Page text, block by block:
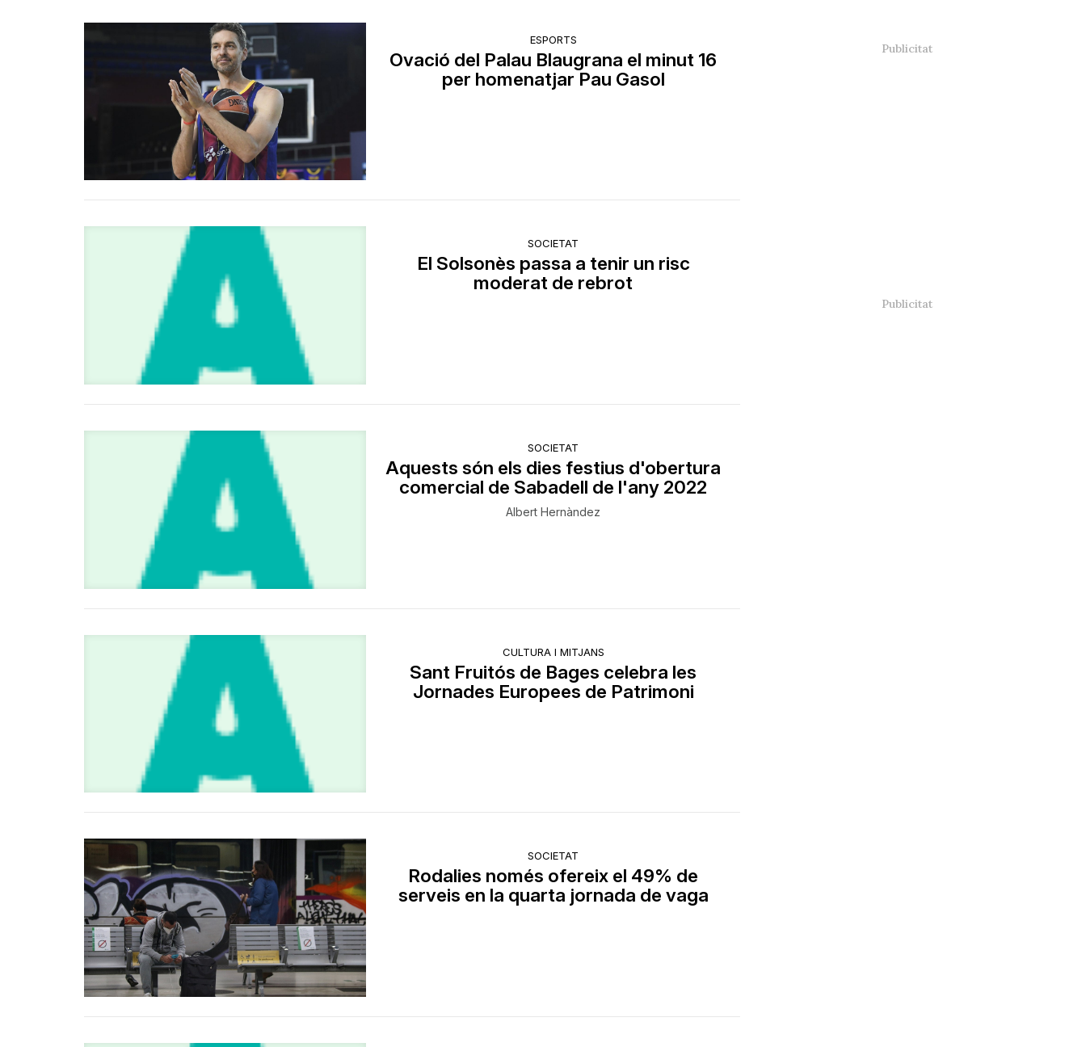
ESPORTS
Ovació del Palau Blaugrana el minut 16
per homenatjar Pau Gasol
SOCIETAT
El Solsonès passa a tenir un risc
moderat de rebrot
SOCIETAT
Aquests són els dies festius d'obertura
comercial de Sabadell de l'any 2022
Albert Hernàndez
CULTURA I MITJANS
Sant Fruitós de Bages celebra les
Jornades Europees de Patrimoni
SOCIETAT
Rodalies només ofereix el 49% de
serveis en la quarta jornada de vaga